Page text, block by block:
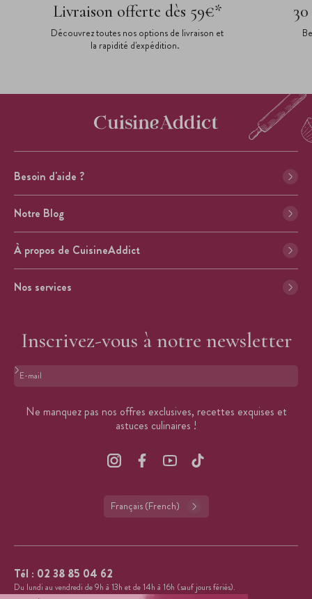
Livraison offerte dès 59€*
Découvrez toutes nos options de livraison et
la rapidité d'expédition.
Besoin d'aide ?
Notre Blog
À propos de CuisineAddict
Nos services
Inscrivez-vous à notre newsletter
Format : adresse@email.com
Ne manquez pas nos offres exclusives, recettes exquises et
astuces culinaires !
Français (French)
Tél : 02 38 85 04 62
Du lundi au vendredi de 9h à 13h et de 14h à 16h (sauf jours fériés).